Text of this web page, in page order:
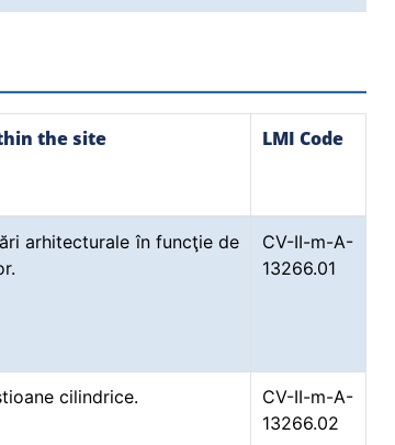
the site LMI Code
arhitecturale în funcţie de
CV-II-m-A-
13266.01
cilindrice.
CV-II-m-A-
13266.02